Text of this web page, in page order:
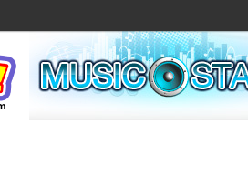
ข่าวด่วน
ละคร